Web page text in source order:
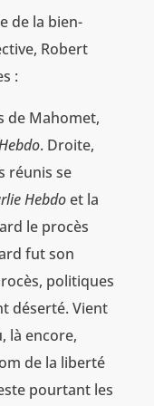
de la bien-
Robert
:
de Mahomet,
. Droite,
réunis se
Hebdoet la
le procès
fut son
politiques
déserté. Vient
là encore,
de la liberté
pourtant les